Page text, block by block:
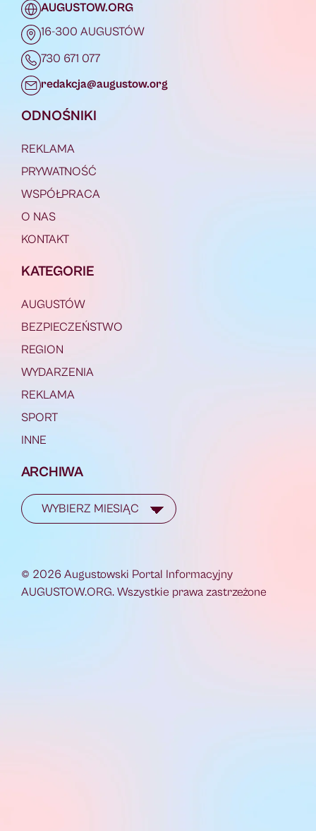
AUGUSTOW.ORG
16-300 AUGUSTÓW
730 671 077
redakcja@augustow.org
ODNOŚNIKI
REKLAMA
PRYWATNOŚĆ
WSPÓŁPRACA
O NAS
KONTAKT
KATEGORIE
AUGUSTÓW
BEZPIECZEŃSTWO
REGION
WYDARZENIA
REKLAMA
SPORT
INNE
ARCHIWA
© 2026 Augustowski Portal Informacyjny
AUGUSTOW.ORG. Wszystkie prawa zastrzeżone